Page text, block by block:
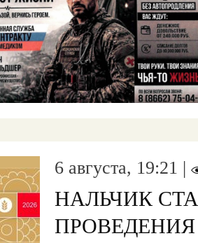
6 августа, 19:21 |
НАЛЬЧИК
ПРОВЕДЕНИЯ